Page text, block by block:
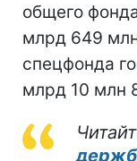
общего
млрд 649
спецфонда
млрд 10 млн